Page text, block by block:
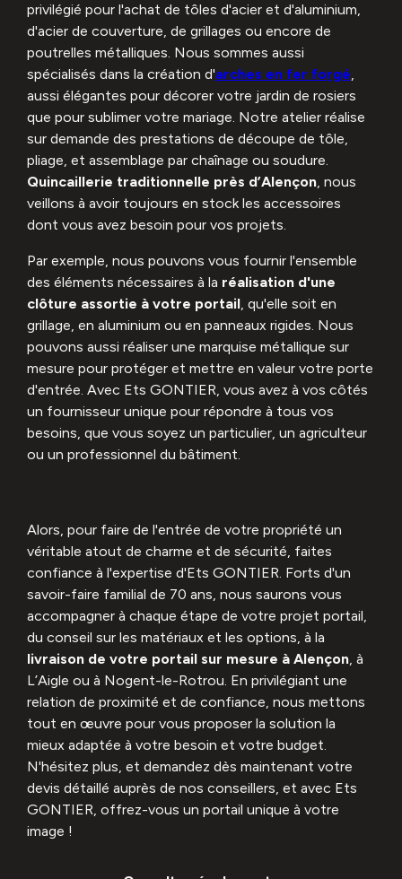
privilégié pour l'achat de tôles d'acier et d'aluminium,
d'acier de couverture, de grillages ou encore de
poutrelles métalliques. Nous sommes aussi
spécialisés dans la création d'arches en fer forgé,
aussi élégantes pour décorer votre jardin de rosiers
que pour sublimer votre mariage. Notre atelier réalise
sur demande des prestations de découpe de tôle,
pliage, et assemblage par chaînage ou soudure.
Quincaillerie traditionnelle près d’Alençon, nous
veillons à avoir toujours en stock les accessoires
dont vous avez besoin pour vos projets.
Par exemple, nous pouvons vous fournir l'ensemble
des éléments nécessaires à la réalisation d'une
clôture assortie à votre portail, qu'elle soit en
grillage, en aluminium ou en panneaux rigides. Nous
pouvons aussi réaliser une marquise métallique sur
mesure pour protéger et mettre en valeur votre porte
d'entrée. Avec Ets GONTIER, vous avez à vos côtés
un fournisseur unique pour répondre à tous vos
besoins, que vous soyez un particulier, un agriculteur
ou un professionnel du bâtiment.
Alors, pour faire de l'entrée de votre propriété un
véritable atout de charme et de sécurité, faites
confiance à l'expertise d'Ets GONTIER. Forts d'un
savoir-faire familial de 70 ans, nous saurons vous
accompagner à chaque étape de votre projet portail,
du conseil sur les matériaux et les options, à la
livraison de votre portail sur mesure à Alençon, à
L’Aigle ou à Nogent-le-Rotrou. En privilégiant une
relation de proximité et de confiance, nous mettons
tout en œuvre pour vous proposer la solution la
mieux adaptée à votre besoin et votre budget.
N'hésitez plus, et demandez dès maintenant votre
devis détaillé auprès de nos conseillers, et avec Ets
GONTIER, offrez-vous un portail unique à votre
image !